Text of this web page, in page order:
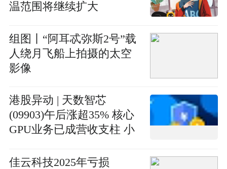
温范围将继续扩大
组图丨“阿耳忒弥斯2号”载
人绕月飞船上拍摄的太空
影像
港股异动 | 天数智芯
(09903)午后涨超35% 核心
GPU业务已成营收支柱 小
佳云科技2025年亏损